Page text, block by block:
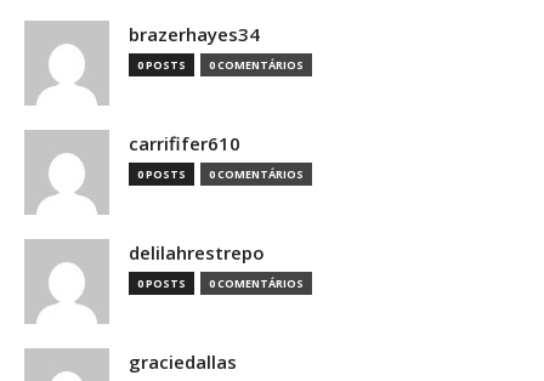
brazerhayes34
0 POSTS 0 COMENTÁRIOS
carrififer610
0 POSTS 0 COMENTÁRIOS
delilahrestrepo
0 POSTS 0 COMENTÁRIOS
graciedallas